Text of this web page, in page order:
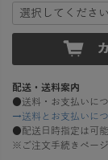
配送・送料案内
●送料・お支払いに
→送料とお支払いに
●配送日時指定は可能
※ご注文手続きページ